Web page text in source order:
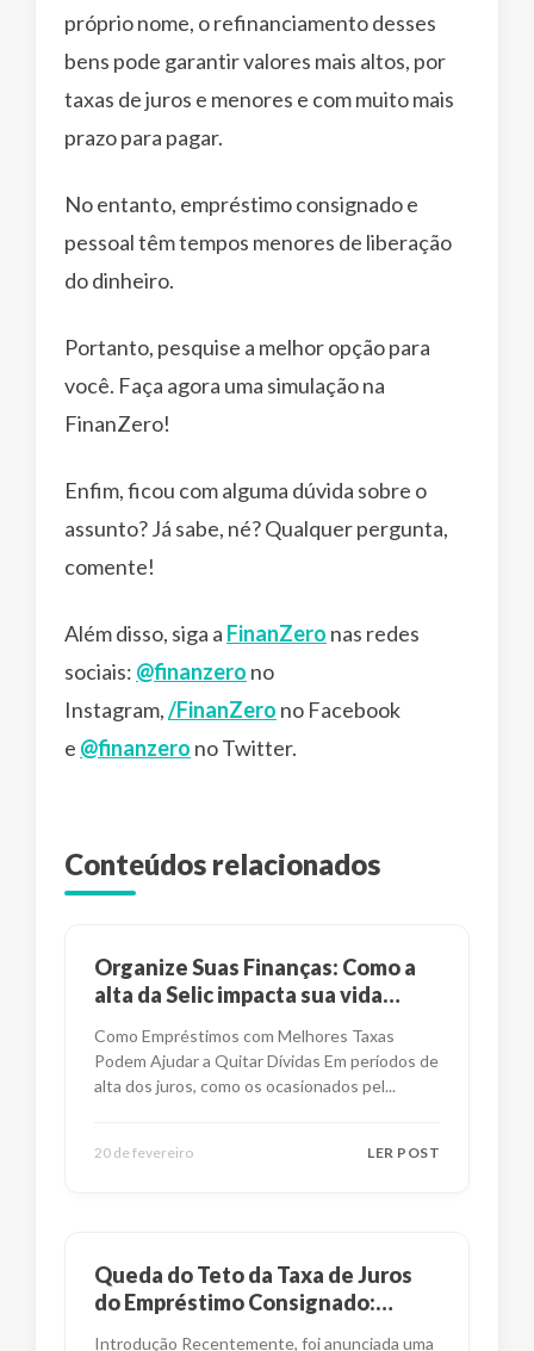
próprio nome, o refinanciamento desses
bens pode garantir valores mais altos, por
taxas de juros e menores e com muito mais
prazo para pagar.
No entanto, empréstimo consignado e
pessoal têm tempos menores de liberação
do dinheiro.
Portanto, pesquise a melhor opção para
você. Faça agora uma simulação na
FinanZero!
Enfim, ficou com alguma dúvida sobre o
assunto? Já sabe, né? Qualquer pergunta,
comente!
Além disso, siga a FinanZero nas redes
sociais: @finanzero no
Instagram,/FinanZero no Facebook
e @finanzero no Twitter.
Conteúdos relacionados
Organize Suas Finanças: Como a
alta da Selic impacta sua vida
Como Empréstimos com Melhores Taxas
Podem Ajudar a Quitar Dívidas Em períodos de
alta dos juros, como os ocasionados pel...
20 de fevereiro LER POST
Queda do Teto da Taxa de Juros
do Empréstimo Consignado:
Introdução Recentemente, foi anunciada uma